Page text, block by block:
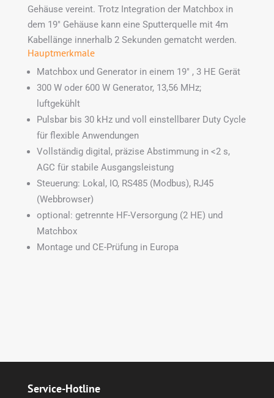
Gehäuse vereint. Trotz Integration der Matchbox in
dem 19″ Gehäuse kann eine Sputterquelle mit 4m
Kabellänge innerhalb 2 Sekunden gematcht werden.
Hauptmerkmale
Matchbox und Generator in einem 19″ , 3 HE Gerät
300 W oder 600 W Generator, 13,56 MHz;
luftgekühlt
Pulsbar bis 30 kHz und voll einstellbarer Duty Cycle
für flexible Anwendungen
Vollständig digital, präzise Abstimmung in <2 s,
AGC für stabile Ausgangsleistung
Steuerung: Lokal, IO, RS485 (Modbus), RJ45
(Webbrowser)
optional: getrennte HF-Versorgung (2 HE) und
Matchbox
Montage und CE-Prüfung in Europa
Service-Hotline